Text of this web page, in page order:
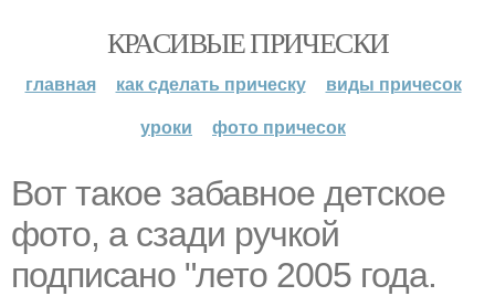
КРАСИВЫЕ ПРИЧЕСКИ
главная как сделать прическу
виды причесок
уроки
фото причесок
Вот такое забавное детское
фото, а сзади ручкой
подписано "лето 2005 года.